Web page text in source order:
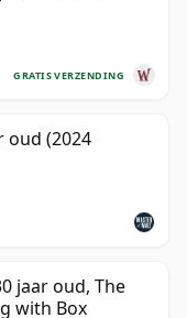
GRATIS VERZENDING
oud (2024
jaar oud, The
with Box